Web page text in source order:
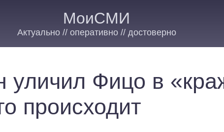
МоиСМИ
Актуально // оперативно // достоверно
уличил Фицо в
происходит